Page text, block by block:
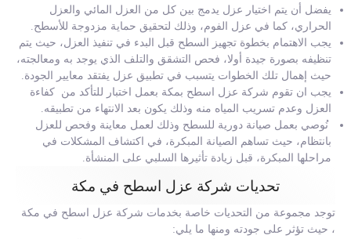
يفضل أن يتم اختيار عزل يدمج بين كل من العزل المائي والعزل
الحراري، كما في عزل الفوم، وذلك لتحقيق حماية مزدوجة للأسطح.
يجب الاهتمام بخطوة تجهيز السطح قبل البدء في تنفيذ العزل، حيث يتم
تنظيفه بصورة جيدة أولا، فحص التشقق والتلف الذي يوجد به ومعالجته،
حيث إهمال تلك الخطوات يتسبب في تطبيق عزل يفتقد معايير الجودة.
يجب ان تقوم شركة عزل اسطح بمكة بعمل اختبار للتأكد من كفاءة
العزل وعدم تسريب المياه منه وذلك يكون بعد الانتهاء من تطبيقه.
نُوصي بعمل صيانة دورية للسطح وذلك لعمل معاينة وفحص للعزل
بانتظام، حيث تساهم الصيانة المبكرة، في اكتشاف المشكلات في
مراحلها المبكرة، قبل زيادة تأثيرها السلبي على المنشأة.
تحديات شركة عزل اسطح في مكة
توجد مجموعة من التحديات خاصة بخدمات شركة عزل اسطح في مكة
، حيث تؤثر على جودته ومنها ما يلي: